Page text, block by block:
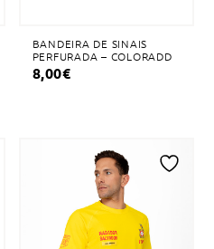
BANDEIRA DE SINAIS
PERFURADA – COLORADD
8,00€